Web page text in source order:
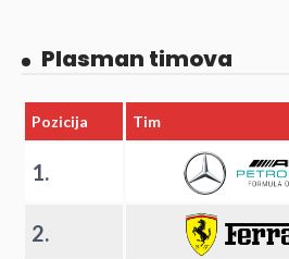
Plasman timova
Pozicija Tim
1.
2.